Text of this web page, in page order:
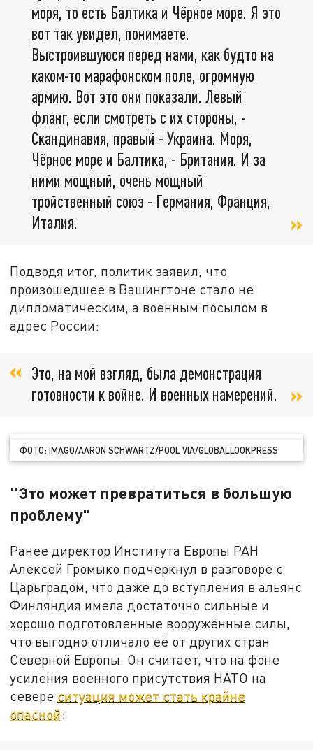
моря, то есть Балтика и Чёрное море. Я это
вот так увидел, понимаете.
Выстроившуюся перед нами, как будто на
каком-то марафонском поле, огромную
армию. Вот это они показали. Левый
фланг, если смотреть с их стороны, -
Скандинавия, правый - Украина. Моря,
Чёрное море и Балтика, - Британия. И за
ними мощный, очень мощный
тройственный союз - Германия, Франция,
Италия.
Подводя итог, политик заявил, что
произошедшее в Вашингтоне стало не
дипломатическим, а военным посылом в
адрес России:
Это, на мой взгляд, была демонстрация
готовности к войне. И военных намерений.
ФОТО: IMAGO/AARON SCHWARTZ/POOL VIA/GLOBALLOOKPRESS
"Это может превратиться в большую
проблему"
Ранее директор Института Европы РАН
Алексей Громыко подчеркнул в разговоре с
Царьградом, что даже до вступления в альянс
Финляндия имела достаточно сильные и
хорошо подготовленные вооружённые силы,
что выгодно отличало её от других стран
Северной Европы. Он считает, что на фоне
усиления военного присутствия НАТО на
севере ситуация может стать крайне
опасной: